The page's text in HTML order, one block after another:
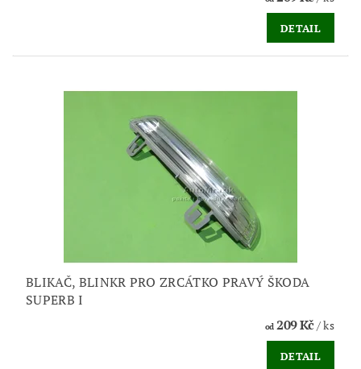
DETAIL
BLIKAČ, BLINKR PRO ZRCÁTKO PRAVÝ ŠKODA
SUPERB I
od209 Kč/ ks
DETAIL